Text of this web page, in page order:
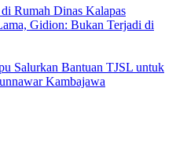
Rumah Dinas Kalapas
Gidion: Bukan Terjadi di
Salurkan Bantuan TJSL untuk
Kambajawa